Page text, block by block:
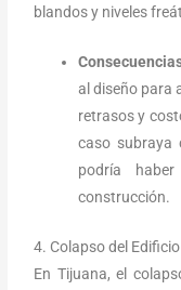
blandos y niveles
al diseño para
retrasos y
caso subraya
podría
construcción.
4. Colapso del
En Tijuana, el